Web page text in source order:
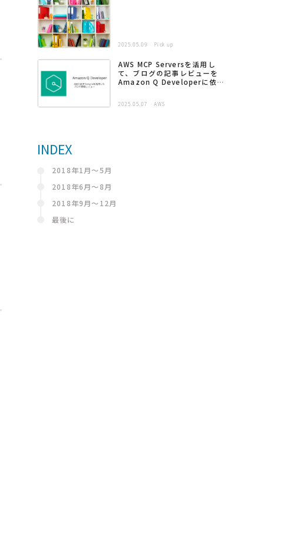
2025.05.09 Pick up
AWS MCP Serversを活用し
て、ブログの記事レビューを
Amazon Q Developerに依頼
2025.05.07 AWS
INDEX
2018年1月〜5月
2018年6月〜8月
2018年9月〜12月
最後に